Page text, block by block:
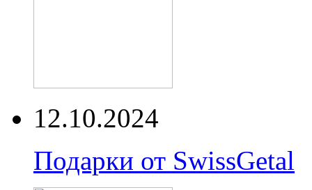
12.10.2024
Подарки от SwissGetal